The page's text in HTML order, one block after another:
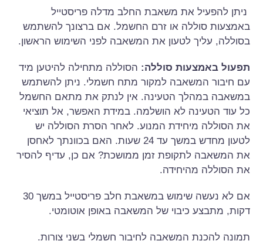
ניתן להפעיל את משאבת החלב מדלה פריסטייל
באמצעות סוללה או זרם החשמל. אם ברצונך להשתמש
בסוללה, עליך לטעון את המשאבה לפני השימוש הראשון.
תפעול באמצעות סוללה: הסוללה מתחילה להיטען מיד
עם חיבור המשאבה למקור מתח חשמלי. ניתן להשתמש
במשאבה במהלך הטעינה. אין לנתק את מתאם החשמל
כל עוד הטעינה לא הושלמה. במידת האפשר, אל תוציאי
את הסוללה מיחידת המנוע. לאחר הסרת הסוללה יש
לטעון מחדש במשך עד 24 שעות. האם בכוונתך לאחסן
את המשאבה לתקופת זמן ממושכת? אם כן, עדיף להסיר
את הסוללה מהיחידה.
אם לא נעשה שימוש במשאבת חלב פריסטייל במשך 30
דקות, מתבצע כיבוי של המשאבה באופן אוטומטי.
תמונה להכנת המשאבה לחיבור חשמלי בשני צורות.